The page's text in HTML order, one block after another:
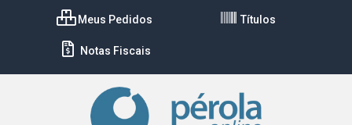
Meus Pedidos Títulos
Notas Fiscais